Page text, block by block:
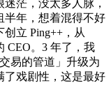
茫，没太多人脉，
半年，想着混得不好
立 Ping++，从
CEO。3 年了，我
易的管道」升级为
了戏剧性，这是最好